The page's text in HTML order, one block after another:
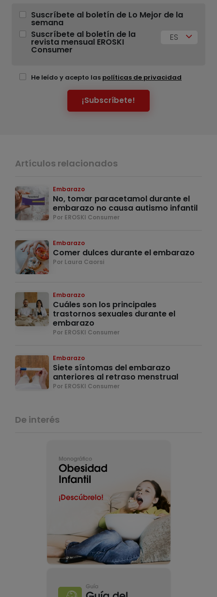
Suscríbete al boletín de Lo Mejor de la
semana
Suscríbete al boletín de la
revista mensual EROSKI
Consumer
ES
He leído y acepto las políticas de privacidad
¡Subscríbete!
Artículos relacionados
Embarazo
No, tomar paracetamol durante el
embarazo no causa autismo infantil
Por EROSKI Consumer
Embarazo
Comer dulces durante el embarazo
Por Laura Caorsi
Embarazo
Cuáles son los principales
trastornos sexuales durante el
embarazo
Por EROSKI Consumer
Embarazo
Siete síntomas del embarazo
anteriores al retraso menstrual
Por EROSKI Consumer
De interés